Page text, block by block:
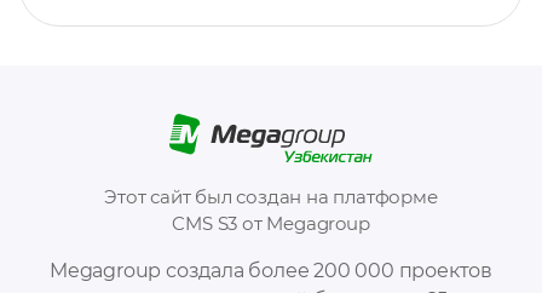
Megagroup создала более 200 000 проектов
Этот сайт был создан на платформе
CMS S3 от Megagroup